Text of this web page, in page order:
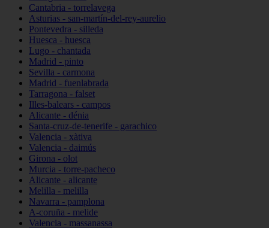
Cantabria - torrelavega
Asturias - san-martín-del-rey-aurelio
Pontevedra - silleda
Huesca - huesca
Lugo - chantada
Madrid - pinto
Sevilla - carmona
Madrid - fuenlabrada
Tarragona - falset
Illes-balears - campos
Alicante - dénia
Santa-cruz-de-tenerife - garachico
Valencia - xàtiva
Valencia - daimús
Girona - olot
Murcia - torre-pacheco
Alicante - alicante
Melilla - melilla
Navarra - pamplona
A-coruña - melide
Valencia - massanassa